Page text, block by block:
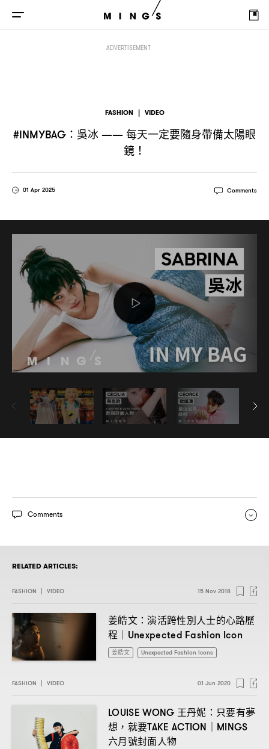
ADVERTISEMENT
FASHION | VIDEO
#INMYBAG： 吳冰——每天一定要隨身帶備太陽眼
鏡 ！
01 Apr 2025 Comments
Comments
RELATED ARTICLES:
FASHION VIDEO 15 Nov 2018
姜皓文：演活跨性別人士的心路歷
程 ｜Unexpected Fashion Icon
姜皓文 Unexpected Fashion Icons
FASHION VIDEO 01 Jun 2020
LOUISE WONG 王丹妮 ： 只要有夢
想 ， 就要TAKE ACTION｜MINGS
六月號封面人物
——每天一定要隨身帶備太陽眼鏡